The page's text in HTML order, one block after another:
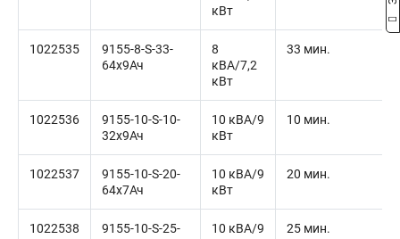
кВт
1022535
9155-8-S-33-
64x9Ач
8
кВА/7,2
кВт
33 мин.
1022536
9155-10-S-10-
32x9Ач
10 кВА/9
кВт
10 мин.
1022537
9155-10-S-20-
64x7Ач
10 кВА/9
кВт
20 мин.
1022538
9155-10-S-25-
10 кВА/9
25 мин.